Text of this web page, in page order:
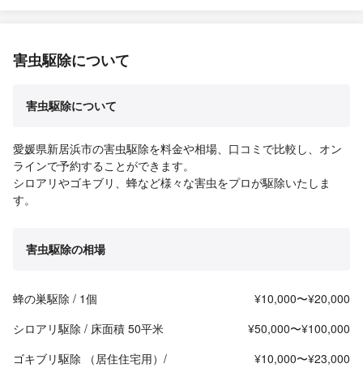
害虫駆除について
害虫駆除について
愛媛県新居浜市の害虫駆除を料金や相場、口コミで比較し、オン
ラインで予約することができます。
シロアリやゴキブリ、蜂など様々な害虫をプロが駆除いたしま
す。
害虫駆除の相場
蜂の巣駆除 / 1個
¥10,000〜¥20,000
シロアリ駆除 / 床面積 50平米
¥50,000〜¥100,000
ゴキブリ駆除 （居住住宅用）/
¥10,000〜¥23,000